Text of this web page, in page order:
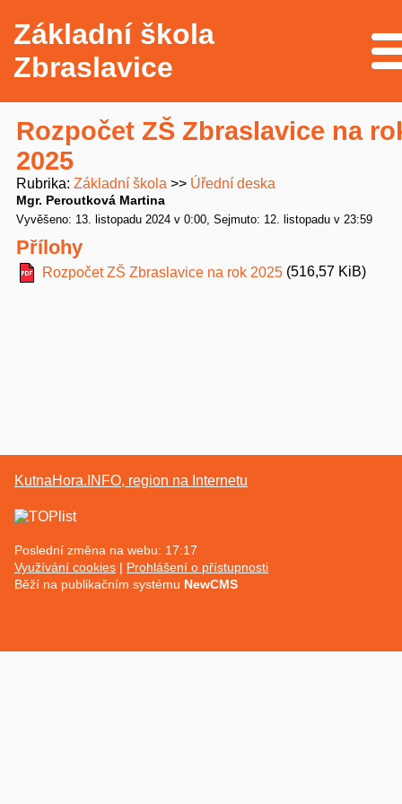
Základní škola
Zbraslavice
Rozpočet ZŠ Zbraslavice na
2025
Rubrika Základní škola Úřední deska
Mgr. Peroutková Martina
Vyvěšeno: 13. listopadu 2024 v 0:00 Sejmuto: 12. listopadu v 23:59
Přílohy
Rozpočet ZŠ Zbraslavice na rok 2025 (516,57 KiB)
KutnaHora.INFO, region na Internetu
Poslední změna na webu: 17:17
Využívání cookies
Prohlášení o přístupnosti
Běží na publikačním systému NewCMS